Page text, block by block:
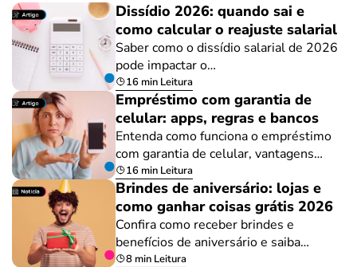
Dissídio 2026: quando sai e
como calcular o reajuste salarial
Saber como o dissídio salarial de 2026
pode impactar o…
16 min Leitura
Empréstimo com garantia de
celular: apps, regras e bancos
Entenda como funciona o empréstimo
com garantia de celular, vantagens…
16 min Leitura
Brindes de aniversário: lojas e
como ganhar coisas grátis 2026
Confira como receber brindes e
benefícios de aniversário e saiba…
8 min Leitura